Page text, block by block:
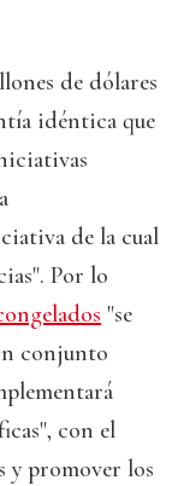
de dólares
idéntica que
de la cual
Por lo
"se
conjunto
con el
y promover los